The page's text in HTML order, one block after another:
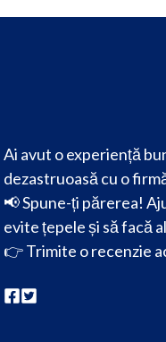
Ai avut o experiență
dezastruoasă cu o
📢 Spune-ți părerea!
evite țepele și să facă
👉Trimite o recenzie